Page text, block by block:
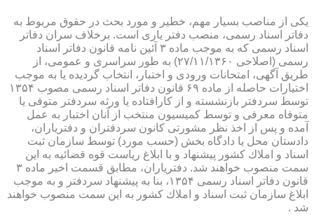
یكی از مناصب بسیار مهم، خطیر و مورد بحث در حقوق مربوط به
دفاتر اسناد رسمی، منصب دفتر یاری است. برخلاف سران دفاتر
اسناد رسمی كه به موجب ماده ۳ آئین نامه قانون دفاتر اسناد
رسمی (اصلاحی ۲۷/۱۱/۱۳۶۰) به طور سراسری و عمومی، از
طریق آگهی، امتحانات ورودی و اختبار، انتخاب گردیده یا به موجب
اختیارات حاصله از ماده ۶۹ قانون دفاتر اسناد رسمی مصوب ۱۳۵۴
توسط سردفتر بازنشسته و از كارافتاده یا ورثه سردفتر متوفی یا
متوفاه معرفی و توسط كمیسیون منتخب از آنان اختبار به عمل
آمده و پس از اخذ نظر مشورتی كانون سردفتران و دفتریاران،
دادستان محل یا دادگاه بخش (حسب مورد) توسط سازمان ثبت
اسناد و املاك كشور پیشنهاد و با ابلاغ ریاست قوه قضائیه به این
سمت منصوب خواهند شد. دفتریاران، مطابق قسمت اخیر ماده ۳
قانون دفاتر اسناد رسمی ۱۳۵۴، بنا به پیشنهاد سردفتر و به موجب
ابلاغ سازمان ثبت اسناد و املاك كشور به این سمت منصوب خواهند
شد .